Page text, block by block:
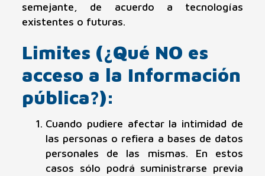
semejante, de acuerdo a tecnologías
existentes o futuras.
Limites (¿Qué NO es
acceso a la Información
pública?):
Cuando pudiere afectar la intimidad de
las personas o refiera a bases de datos
personales de las mismas. En estos
casos sólo podrá suministrarse previa